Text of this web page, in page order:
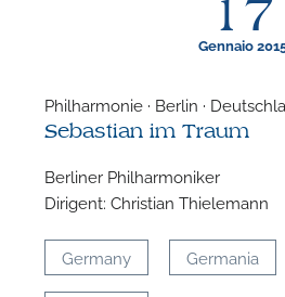
17
Gennaio
Philharmonie · Berlin ·
Sebastian im Traum
Berliner Philharmoniker
Dirigent: Christian Thielemann
Germany Germania